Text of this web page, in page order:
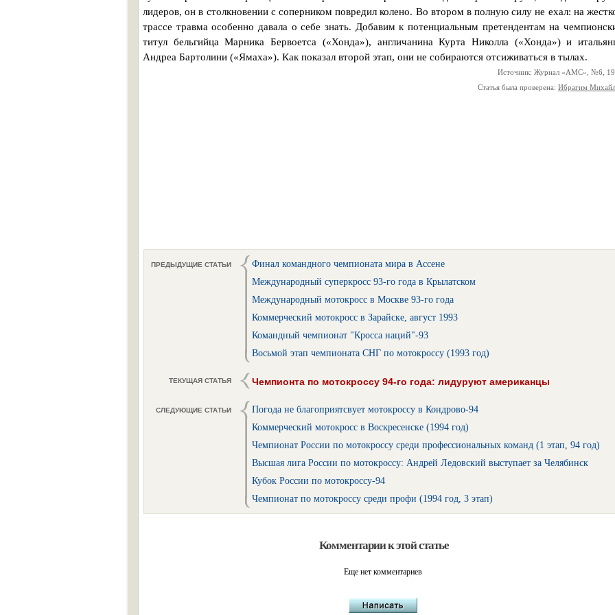
лидеров, он в столкновении с соперником повредил колено. Во втором в полную силу не ехал: на
трассе травма особенно давала о себе знать. Добавим к потенциальным претендентам на
титул бельгийца Марника Бервоетса («Хонда»), англичанина Курта Николла («Хонда») и
Андреа Бартолини («Ямаха»). Как показал второй этап, они не собираются отсиживаться в тылах.
Источник: Журнал «АМС», №6,
Статья была проверена: Ибрагим
ПРЕДЫДУЩИЕ СТАТЬИ
Финал командного чемпионата мира в Ассене
Международный суперкросс 93-го года в Крылатском
Международный мотокросс в Москве 93-го года
Коммерческий мотокросс в Зарайске, август 1993
Командный чемпионат "Кросса наций"-93
Восьмой этап чемпионата СНГ по мотокроссу (1993 год)
ТЕКУЩАЯ СТАТЬЯ Чемпионта по мотокроссу 94-го года: лидуруют американцы
СЛЕДУЮЩИЕ СТАТЬИ
Погода не благоприятсвует мотокроссу в Кондрово-94
Коммерческий мотокросс в Воскресенске (1994 год)
Чемпионат России по мотокроссу среди профессиональных команд (1 этап, 94 год)
Высшая лига России по мотокроссу: Андрей Ледовский выступает за Челябинск
Кубок России по мотокроссу-94
Чемпионат по мотокроссу среди профи (1994 год, 3 этап)
Комментарии к этой статье
Еще нет комментариев